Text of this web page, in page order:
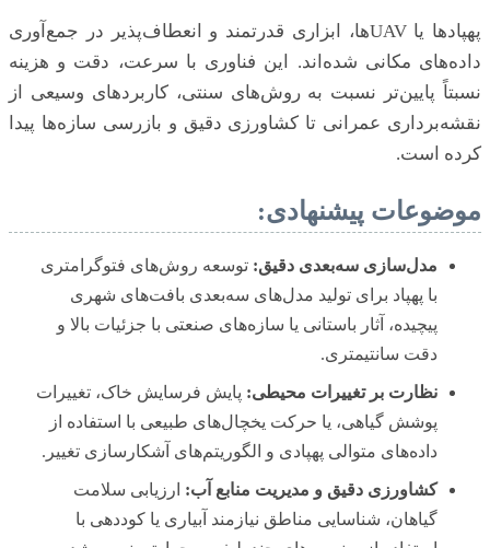
پهپادها یا UAVها، ابزاری قدرتمند و انعطاف‌پذیر در جمع‌آوری
داده‌های مکانی شده‌اند. این فناوری با سرعت، دقت و هزینه
نسبتاً پایین‌تر نسبت به روش‌های سنتی، کاربردهای وسیعی از
نقشه‌برداری عمرانی تا کشاورزی دقیق و بازرسی سازه‌ها پیدا
کرده است.
موضوعات پیشنهادی:
مدل‌سازی سه‌بعدی دقیق: توسعه روش‌های فتوگرامتری
با پهپاد برای تولید مدل‌های سه‌بعدی بافت‌های شهری
پیچیده، آثار باستانی یا سازه‌های صنعتی با جزئیات بالا و
دقت سانتیمتری.
نظارت بر تغییرات محیطی: پایش فرسایش خاک، تغییرات
پوشش گیاهی، یا حرکت یخچال‌های طبیعی با استفاده از
داده‌های متوالی پهپادی و الگوریتم‌های آشکارسازی تغییر.
کشاورزی دقیق و مدیریت منابع آب: ارزیابی سلامت
گیاهان، شناسایی مناطق نیازمند آبیاری یا کوددهی با